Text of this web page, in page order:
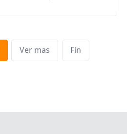
Ver mas Fin